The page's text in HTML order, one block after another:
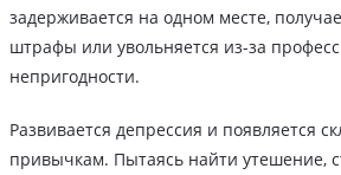
задерживается на одном месте,
штрафы или увольняется из-за
непригодности.
Развивается депрессия и появляется
привычкам. Пытаясь найти утешение,